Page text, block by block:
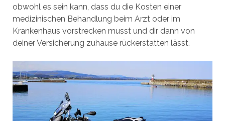
obwohl es sein kann, dass du die Kosten einer
medizinischen Behandlung beim Arzt oder im
Krankenhaus vorstrecken musst und dir dann von
deiner Versicherung zuhause rückerstatten lässt.